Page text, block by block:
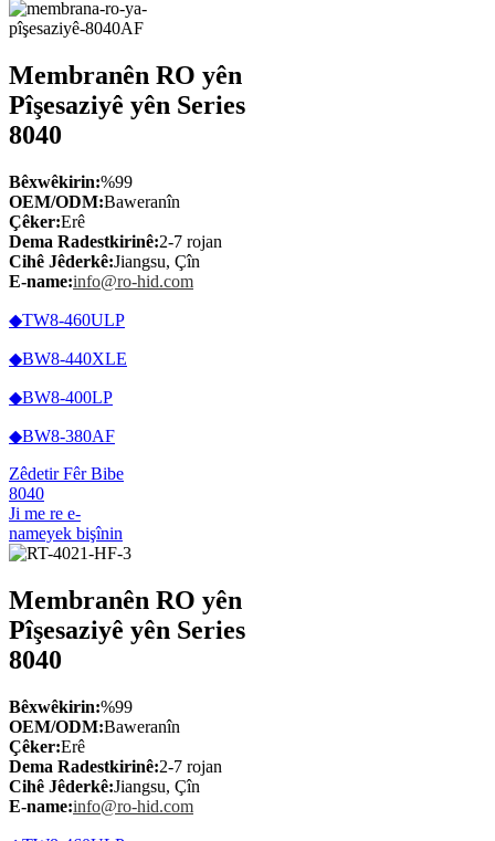
Membranên RO yên
Pîşesaziyê yên Series
8040
Bêxwêkirin:%99
OEM/ODM:Baweranîn
Çêker:Erê
Dema Radestkirinê:2-7 rojan
Cihê Jêderkê:Jiangsu, Çîn
E-name:info@ro-hid.com
◆TW8-460ULP
◆BW8-440XLE
◆BW8-400LP
◆BW8-380AF
Zêdetir Fêr Bibe
8040
Ji me re e-
nameyek bişînin
Membranên RO yên
Pîşesaziyê yên Series
8040
Bêxwêkirin:%99
OEM/ODM:Baweranîn
Çêker:Erê
Dema Radestkirinê:2-7 rojan
Cihê Jêderkê:Jiangsu, Çîn
E-name:info@ro-hid.com